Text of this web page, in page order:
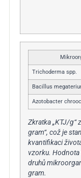
Trichoderma spp.
Bacillus
Azotobacter
Zkratka „KTJ/g“
gram“, což je
kvantifikaci
vzorku. Hodnota
druhů
gram.